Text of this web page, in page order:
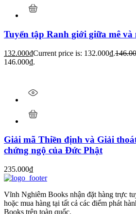
Tuyển tập Ranh giới giữa mê và
132.000₫Current price is: 132.000₫.
146.000₫.
Giải mã Thiền định và Giải
chứng ngộ của Đức Phật
235.000₫
Vĩnh Nghiêm Books nhận đặt hàng trực
hoặc mua hàng tại tất cả các điểm phát
Books trên toàn quốc.